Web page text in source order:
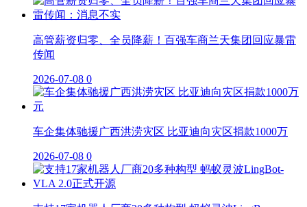
高管薪资归零、全员降薪！百强车商兰天集团回应暴雷
传闻
2026-07-08 0
车企集体驰援广西洪涝灾区 比亚迪向灾区捐款1000万
2026-07-08 0